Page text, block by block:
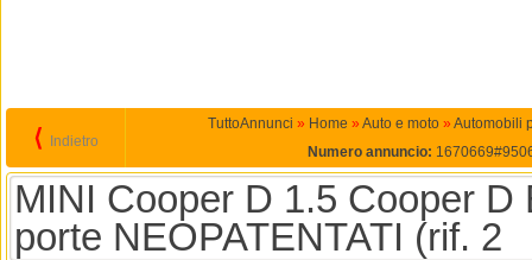
⟨ Indietro
TuttoAnnunci » Home » Auto e moto » Automobili
Numero annuncio:
MINI Cooper D 1.5 Cooper D
porte NEOPATENTATI (rif. 2